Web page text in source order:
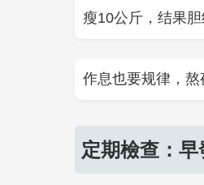
瘦10公斤，结果
作息也要规律，熬
定期檢查：